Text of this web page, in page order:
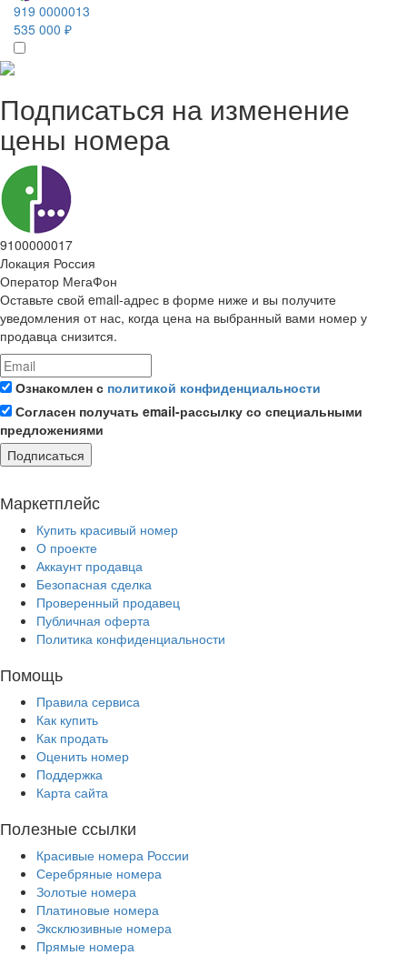
919 0000013
535 000 ₽
Подписаться на изменение
цены номера
9100000017
Локация Россия
Оператор МегаФон
Оставьте свой email-адрес в форме ниже и вы получите
уведомления от нас, когда цена на выбранный вами номер у
продавца снизится.
Ознакомлен с политикой конфиденциальности
Согласен получать email-рассылку со специальными
предложениями
Подписаться
Маркетплейс
Купить красивый номер
О проекте
Аккаунт продавца
Безопасная сделка
Проверенный продавец
Публичная оферта
Политика конфиденциальности
Помощь
Правила сервиса
Как купить
Как продать
Оценить номер
Поддержка
Карта сайта
Полезные ссылки
Красивые номера России
Серебряные номера
Золотые номера
Платиновые номера
Эксклюзивные номера
Прямые номера